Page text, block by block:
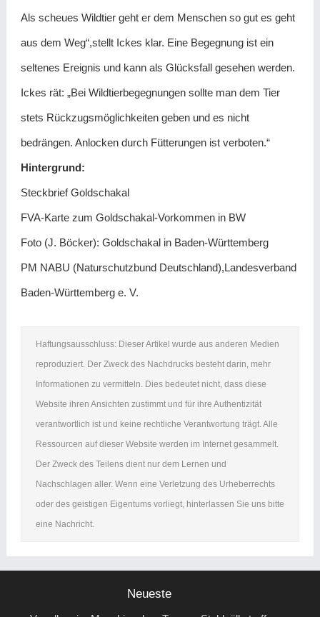
Als scheues Wildtier geht er dem Menschen so gut es geht
aus dem Weg“,stellt Ickes klar. Eine Begegnung ist ein
seltenes Ereignis und kann als Glücksfall gesehen werden.
Ickes rät: „Bei Wildtierbegegnungen sollte man dem Tier
stets Rückzugsmöglichkeiten geben und es nicht
bedrängen. Anlocken durch Fütterungen ist verboten.“
Hintergrund:
Steckbrief Goldschakal
FVA-Karte zum Goldschakal-Vorkommen in BW
Foto (J. Böcker): Goldschakal in Baden-Württemberg
PM NABU (Naturschutzbund Deutschland),Landesverband
Baden-Württemberg e. V.
Haftungsausschluss: Dieser Artikel wurde aus anderen Medien
reproduziert. Der Zweck des Nachdrucks besteht darin, mehr
Informationen zu vermitteln. Dies bedeutet nicht, dass diese
Website ihren Ansichten zustimmt und für ihre Authentizität
verantwortlich ist und keine rechtliche Verantwortung trägt. Alle
Ressourcen auf dieser Website werden im Internet gesammelt.
Der Zweck des Teilens dient nur dem Lernen und
Nachschlagen aller. Wenn eine Verletzung des Urheberrechts
oder des geistigen Eigentums vorliegt, hinterlassen Sie uns bitte
eine Nachricht.
Neueste